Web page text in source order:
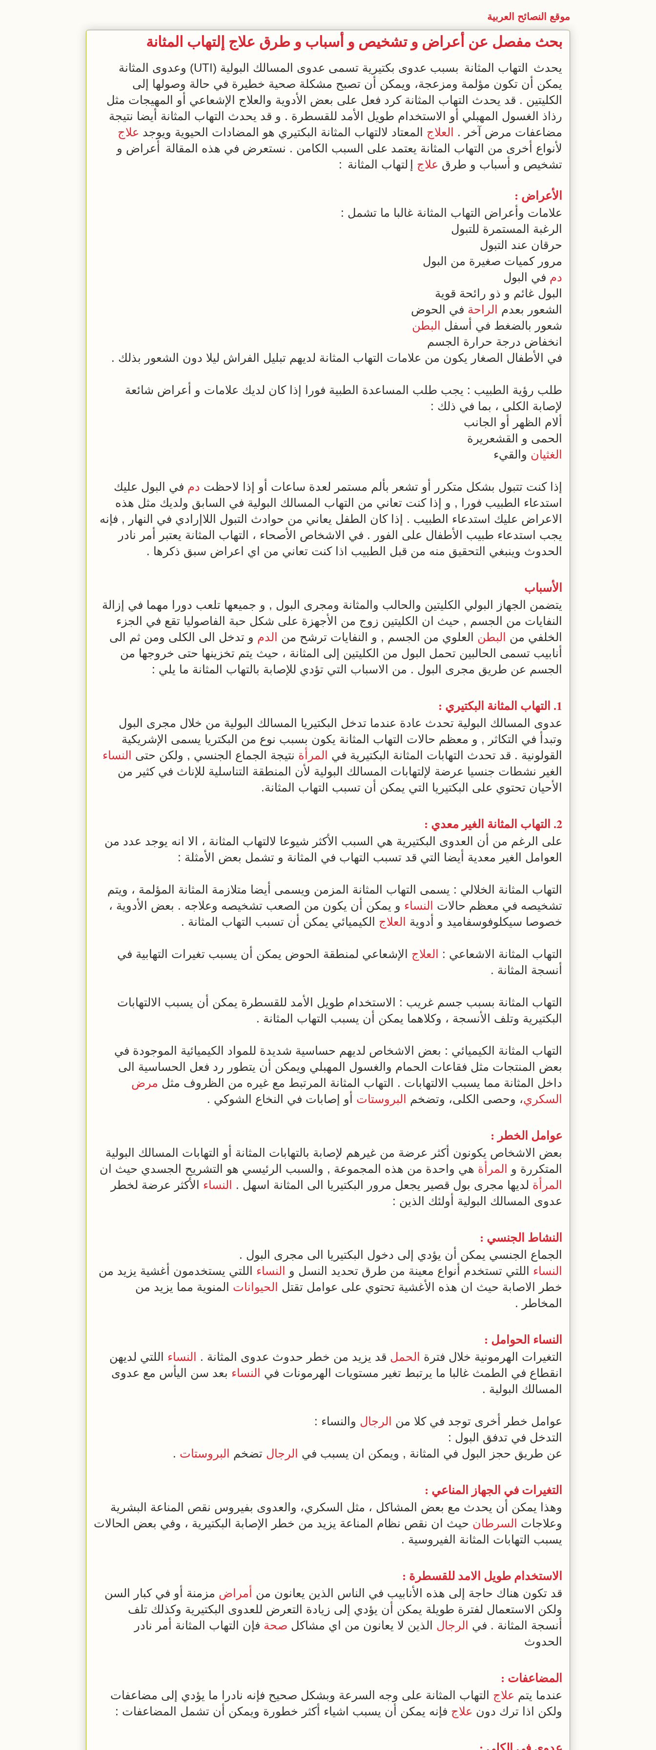
موقع النصائح العربية
بحث مفصل عن أعراض و تشخيص و أسباب و طرق علاج إلتهاب المثانة
يحدث التهاب المثانة
بسبب عدوى بكتيرية تسمى عدوى المسالك البولية (UTI) وعدوى المثانة
يمكن أن تكون مؤلمة ومزعجة، ويمكن أن تصبح مشكلة صحية خطيرة في حالة وصولها إلى
الكليتين . قد يحدث التهاب المثانة كرد فعل على بعض الأدوية والعلاج الإشعاعي أو المهيجات مثل
رذاذ الغسول المهبلي أو الاستخدام طويل الأمد للقسطرة . و قد يحدث التهاب المثانة أيضا نتيجة
مضاعفات مرض آخر .
العلاج المعتاد لالتهاب المثانة البكتيري هو المضادات الحيوية ويوجد علاج
لأنواع أخرى من التهاب المثانة يعتمد على السبب الكامن . نستعرض في هذه المقالة
أعراض و
تشخيص و أسباب و طرق علاج لتهاب المثانة :
الأعراض :
علامات وأعراض التهاب المثانة غالبا ما تشمل :
الرغبة المستمرة للتبول
حرقان عند التبول
مرور كميات صغيرة من البول
دم في البول
البول غائم و ذو رائحة قوية
الشعور بعدم
الراحة في الحوض
شعور بالضغط في أسفل
البطن
انخفاض درجة حرارة الجسم
في الأطفال الصغار يكون من علامات التهاب المثانة لديهم تبليل الفراش ليلا دون الشعور بذلك .
طلب رؤية الطبيب : يجب طلب المساعدة الطبية فورا إذا كان لديك علامات و أعراض شائعة
لإصابة الكلى ، بما في ذلك :
ألام الظهر أو الجانب
الحمى و القشعريرة
الغثيان والقيء
إذا كنت تتبول بشكل متكرر أو تشعر بألم مستمر لعدة ساعات أو إذا لاحظت دم في البول عليك
استدعاء الطبيب فورا , و إذا كنت تعاني من التهاب المسالك البولية في السابق ولديك مثل هذه
الاعراض عليك استدعاء الطبيب . إذا كان الطفل يعاني من حوادث التبول اللاإرادي في النهار , فإنه
يجب استدعاء طبيب الأطفال على الفور . في الاشخاص الأصحاء ، التهاب المثانة يعتبر أمر نادر
الحدوث وينبغي التحقيق منه من قبل الطبيب اذا كنت تعاني من اي اعراض سبق ذكرها .
الأسباب
يتضمن الجهاز البولي الكليتين والحالب والمثانة ومجرى البول , و جميعها تلعب دورا مهما في إزالة
النفايات من الجسم , حيث ان الكليتين زوج من الأجهزة على شكل حبة الفاصوليا تقع في الجزء
الخلفي من
البطن العلوي من الجسم , و النفايات ترشح من الدم و تدخل الى الكلى ومن ثم الى
أنابيب تسمى الحالبين تحمل البول من الكليتين إلى المثانة ، حيث يتم تخزينها حتى خروجها من
الجسم عن طريق مجرى البول . من الاسباب التي تؤدي للإصابة بالتهاب المثانة ما يلي :
1. التهاب المثانة البكتيري :
عدوى المسالك البولية تحدث عادة عندما تدخل البكتيريا المسالك البولية من خلال مجرى البول
وتبدأ في التكاثر , و معظم حالات التهاب المثانة يكون بسبب نوع من البكتريا يسمى الإشريكية
القولونية . قد تحدث التهابات المثانة البكتيرية في
المرأة نتيجة الجماع الجنسي , ولكن حتى
النساء
الغير نشطات جنسيا عرضة لإلتهابات المسالك البولية لأن المنطقة التناسلية للإناث في كثير من
الأحيان تحتوي على البكتيريا التي يمكن أن تسبب التهاب المثانة.
2. التهاب المثانة الغير معدي :
على الرغم من أن العدوى البكتيرية هي السبب الأكثر شيوعا لالتهاب المثانة ، الا انه يوجد عدد من
العوامل الغير معدية أيضا التي قد تسبب التهاب في المثانة و تشمل بعض الأمثلة :
التهاب المثانة الخلالي : يسمى التهاب المثانة المزمن ويسمى أيضا متلازمة المثانة المؤلمة ، ويتم
تشخيصه في معظم حالات
النساء و يمكن أن يكون من الصعب تشخيصه وعلاجه . بعض الأدوية ،
خصوصا سيكلوفوسفاميد و أدوية
العلاج الكيميائي يمكن أن تسبب التهاب المثانة .
التهاب المثانة الاشعاعي : العلاج الإشعاعي لمنطقة الحوض يمكن أن يسبب تغيرات التهابية في
أنسجة المثانة .
التهاب المثانة بسبب جسم غريب : الاستخدام طويل الأمد للقسطرة يمكن أن يسبب الالتهابات
البكتيرية وتلف الأنسجة ، وكلاهما يمكن أن يسبب التهاب المثانة .
التهاب المثانة الكيميائي : بعض الاشخاص لديهم حساسية شديدة للمواد الكيميائية الموجودة في
بعض المنتجات مثل فقاعات الحمام والغسول المهبلي ويمكن أن يتطور رد فعل الحساسية الى
داخل المثانة مما يسبب الالتهابات . التهاب المثانة المرتبط مع غيره من الظروف مثل مرض
السكري، وحصى الكلى، وتضخم البروستات أو إصابات في النخاع الشوكي .
عوامل الخطر :
بعض الاشخاص يكونون أكثر عرضة من غيرهم لإصابة بالتهابات المثانة أو التهابات المسالك البولية
المتكررة و
المرأة هي واحدة من هذه المجموعة , والسبب الرئيسي هو التشريح الجسدي حيث ان
المرأة لديها مجرى بول قصير يجعل مرور البكتيريا الى المثانة اسهل . النساء الأكثر عرضة لخطر
عدوى المسالك البولية أولئك الذين :
النشاط الجنسي :
الجماع الجنسي يمكن أن يؤدي إلى دخول البكتيريا الى مجرى البول .
النساء اللتي تستخدم أنواع معينة من طرق تحديد النسل و النساء اللتي يستخدمون أغشية يزيد من
خطر الاصابة حيث ان هذه الأغشية تحتوي على عوامل تقتل
الحيوانات المنوية مما يزيد من
المخاطر .
النساء الحوامل :
التغيرات الهرمونية خلال فترة الحمل قد يزيد من خطر حدوث عدوى المثانة . النساء اللتي لديهن
انقطاع في الطمث غالبا ما يرتبط تغير مستويات الهرمونات في
النساء بعد سن اليأس مع عدوى
المسالك البولية .
عوامل خطر أخرى توجد في كلا من الرجال والنساء :
التدخل في تدفق البول :
عن طريق حجز البول في المثانة , ويمكن ان يسبب في
الرجال تضخم البروستات .
التغيرات في الجهاز المناعي :
وهذا يمكن أن يحدث مع بعض المشاكل ، مثل السكري، والعدوى بفيروس نقص المناعة البشرية
وعلاجات
السرطان حيث ان نقص نظام المناعة يزيد من خطر الإصابة البكتيرية ، وفي بعض الحالات
يسبب التهابات المثانة الفيروسية .
الاستخدام طويل الامد للقسطرة :
قد تكون هناك حاجة إلى هذه الأنابيب في الناس الذين يعانون من أمراض مزمنة أو في كبار السن
ولكن الاستعمال لفترة طويلة يمكن أن يؤدي إلى زيادة التعرض للعدوى البكتيرية وكذلك تلف
أنسجة المثانة . في
الرجال الذين لا يعانون من اي مشاكل صحة فإن التهاب المثانة أمر نادر
الحدوث
المضاعفات :
عندما يتم علاج التهاب المثانة على وجه السرعة وبشكل صحيح فإنه نادرا ما يؤدي إلى مضاعفات
ولكن اذا ترك دون علاج فإنه يمكن أن يسبب اشياء أكثر خطورة ويمكن أن تشمل المضاعفات :